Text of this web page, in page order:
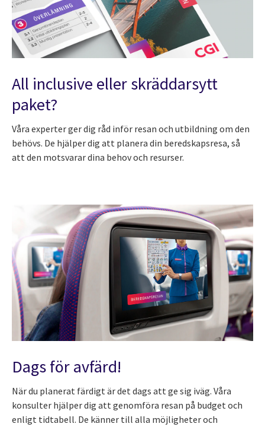
All inclusive eller skräddarsytt
paket?
Våra experter ger dig råd inför resan och utbildning om den
behövs. De hjälper dig att planera din beredskapsresa, så
att den motsvarar dina behov och resurser.
Dags för avfärd!
När du planerat färdigt är det dags att ge sig iväg. Våra
konsulter hjälper dig att genomföra resan på budget och
enligt tidtabell. De känner till alla möjligheter och